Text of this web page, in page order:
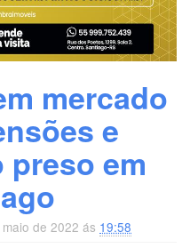
mercado
e
em
de 2022 ás 19:58